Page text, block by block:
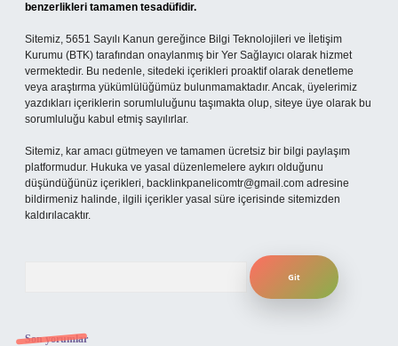
benzerlikleri tamamen tesadüfidir.
Sitemiz, 5651 Sayılı Kanun gereğince Bilgi Teknolojileri ve İletişim
Kurumu (BTK) tarafından onaylanmış bir Yer Sağlayıcı olarak hizmet
vermektedir. Bu nedenle, sitedeki içerikleri proaktif olarak denetleme
veya araştırma yükümlülüğümüz bulunmamaktadır. Ancak, üyelerimiz
yazdıkları içeriklerin sorumluluğunu taşımakta olup, siteye üye olarak bu
sorumluluğu kabul etmiş sayılırlar.
Sitemiz, kar amacı gütmeyen ve tamamen ücretsiz bir bilgi paylaşım
platformudur. Hukuka ve yasal düzenlemelere aykırı olduğunu
düşündüğünüz içerikleri, backlinkpanelicomtr@gmail.com adresine
bildirmeniz halinde, ilgili içerikler yasal süre içerisinde sitemizden
kaldırılacaktır.
Son yorumlar